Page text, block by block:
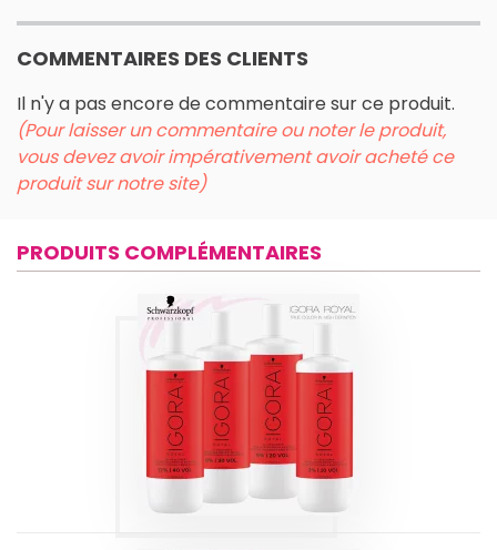
COMMENTAIRES DES CLIENTS
Il n'y a pas encore de commentaire sur ce produit.
(Pour laisser un commentaire ou noter le produit,
vous devez avoir impérativement avoir acheté ce
produit sur notre site)
PRODUITS COMPLÉMENTAIRES
IGORA ROYAL
RÉVELATEUR
Produits